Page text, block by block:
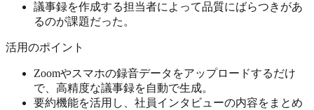
議事録を作成する担当者によって品質にばらつきがあ
るのが課題だった。
活用のポイント
Zoomやスマホの録音データをアップロードするだけ
で、高精度な議事録を自動で生成。
要約機能を活用し、社員インタビューの内容をまとめ